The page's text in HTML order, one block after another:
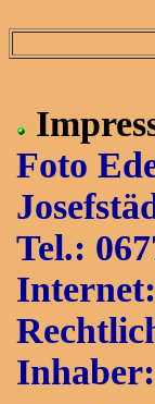
Foto
Tel.: